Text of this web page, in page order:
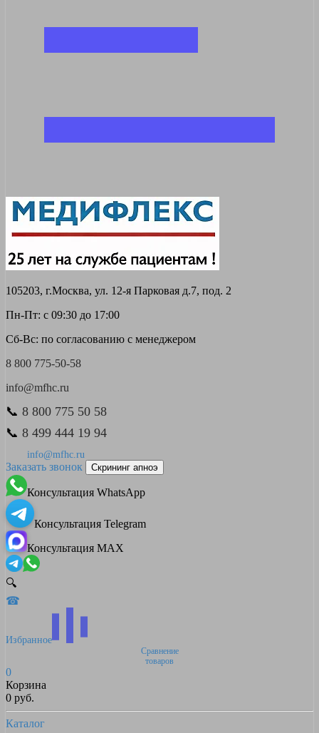
105203, г.Москва, ул. 12-я Парковая д.7, под. 2
Пн-Пт: с 09:30 до 17:00
Сб-Вс: по согласованию с менеджером
8 800 775-50-58
info@mfhc.ru
📞 8 800 775 50 58
📞 8 499 444 19 94
info@mfhc.ru
Заказать звонок Скрининг апноэ
Консультация WhatsApp
Консультация Telegram
Консультация MAX
🔍
☎
Избранное
Сравнение
товаров
0
Корзина
0 руб.
Каталог